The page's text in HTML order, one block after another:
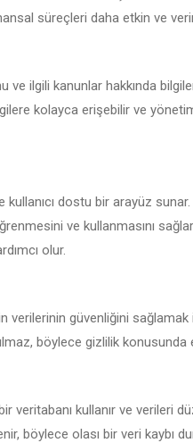
süreçleri daha etkin ve
ilgili kanunlar hakkında
kolayca erişebilir ve
dostu bir arayüz sunar.
ve kullanmasını
olur.
verilerinin güvenliğini
böylece gizlilik konusunda
veritabanı kullanır ve verileri
böylece olası bir veri kaybı